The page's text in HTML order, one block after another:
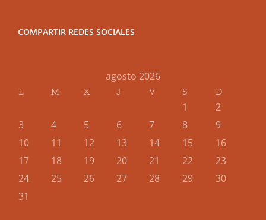
COMPARTIR REDES SOCIALES
agosto 2026
L M X J V S D
1
2
3
4 5 6 7 8
9
10
11 12 13 14 15
16
17
18 19 20 21 22
23
24
25 26 27 28 29
30
31